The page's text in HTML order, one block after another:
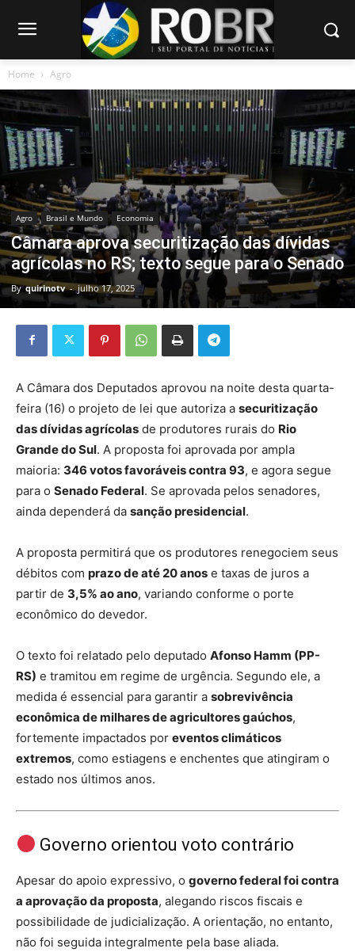
Home Agro
Agro Brasil e Mundo Economia
Câmara aprova securitização das dívidas
agrícolas no RS; texto segue para o Senado
By quirinotv - julho 17, 2025
A Câmara dos Deputados aprovou na noite desta quarta-
feira (16) o projeto de lei que autoriza a securitização
das dívidas agrícolas de produtores rurais do Rio
Grande do Sul. A proposta foi aprovada por ampla
maioria: 346 votos favoráveis contra 93, e agora segue
para o Senado Federal. Se aprovada pelos senadores,
ainda dependerá da sanção presidencial.
A proposta permitirá que os produtores renegociem seus
débitos com prazo de até 20 anos e taxas de juros a
partir de 3,5% ao ano, variando conforme o porte
econômico do devedor.
O texto foi relatado pelo deputado Afonso Hamm (PP-
RS) e tramitou em regime de urgência. Segundo ele, a
medida é essencial para garantir a sobrevivência
econômica de milhares de agricultores gaúchos,
fortemente impactados por eventos climáticos
extremos, como estiagens e enchentes que atingiram o
estado nos últimos anos.
Governo orientou voto contrário
Apesar do apoio expressivo, o governo federal foi contra
a aprovação da proposta, alegando riscos fiscais e
possibilidade de judicialização. A orientação, no entanto,
não foi seguida integralmente pela base aliada.